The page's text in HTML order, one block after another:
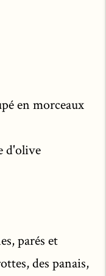
en morceaux
d'olive
parés et
des panais,